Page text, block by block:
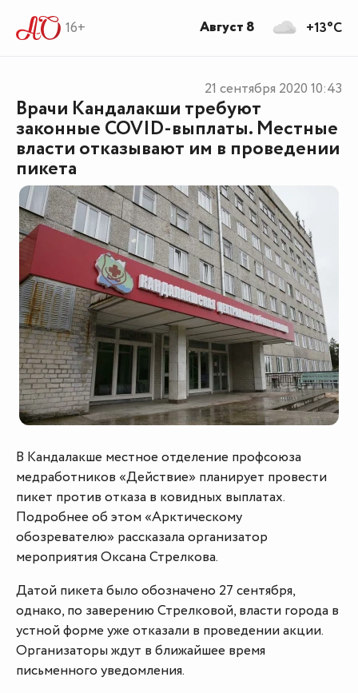
16+
Врачи Кандалакши требуют
законные COVID-выплаты. Местные
власти отказывают им в проведении
пикета
21 сентября 2020 10:43
В Кандалакше местное отделение профсоюза
медработников «Действие» планирует провести
пикет против отказа в ковидных выплатах.
Подробнее об этом «Арктическому
обозревателю» рассказала организатор
мероприятия Оксана Стрелкова.
Датой пикета было обозначено 27 сентября,
однако, по заверению Стрелковой, власти города в
устной форме уже отказали в проведении акции.
Организаторы ждут в ближайшее время
письменного уведомления.
+13°C
Август 8